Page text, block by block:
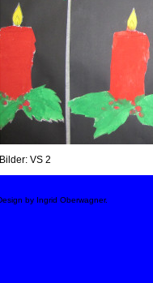
Bilder: VS 2
by Ingrid Oberwagner.